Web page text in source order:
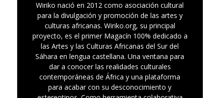
Wiriko nació en 2012 como asociación cultural
para la divulgación y promoción de las artes y
culturas africanas. Wiriko.org, su principal
proyecto, es el primer Magacín 100% dedicado a
las Artes y las Culturas Africanas del Sur del
Sáhara en lengua castellana. Una ventana para
dar a conocer las realidades culturales
contemporáneas de África y una plataforma
para acabar con su desconocimiento y